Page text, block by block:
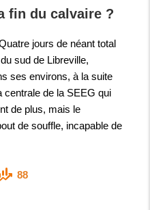
fin du calvaire ?
jours de néant total
sud de Libreville,
ses environs, à la suite
centrale de la SEEG qui
de plus, mais le
de souffle, incapable de
88